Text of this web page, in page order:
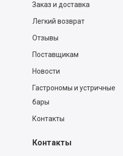
Заказ и доставка
Легкий возврат
Отзывы
Поставщикам
Новости
Гастрономы и устричные
бары
Контакты
Контакты